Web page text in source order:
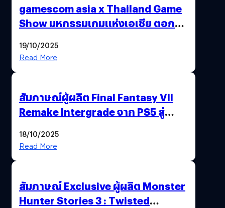
gamescom asia x Thailand Game
Show มหกรรมเกมแห่งเอเชีย ตอกย้ำ
พาณิชย์ร่วมชูความสำเร็จ
19/10/2025
Read More
สัมภาษณ์ผู้ผลิต Final Fantasy VII
Remake Intergrade จาก PS5 สู่
18/10/2025
Read More
สัมภาษณ์ Exclusive ผู้ผลิต Monster
Hunter Stories 3 : Twisted